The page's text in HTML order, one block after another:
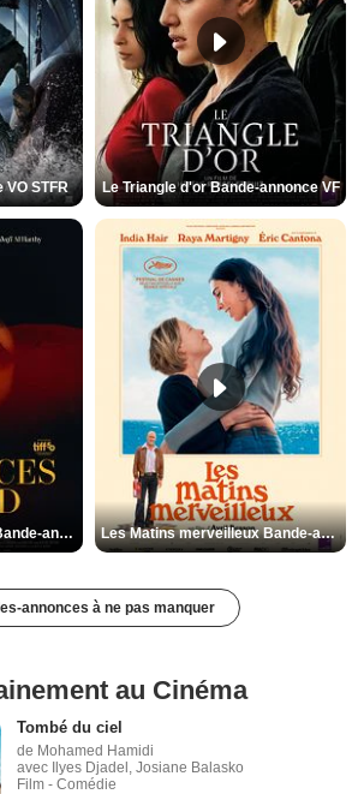
STFR Le Triangle d'or Bande-annonce VF
Les Silences de Riyad Bande-annonce VO STFR Les Matins merveilleux Bande-annonce VF
annonces à ne pas manquer
au Cinéma
Tombé du ciel
de Mohamed Hamidi
avec Ilyes Djadel, Josiane Balasko
Film - Comédie